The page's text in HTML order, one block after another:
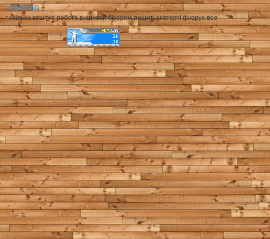
sitemap
скільки коштує робота вишивки бісером вишиті скатерті физрук все